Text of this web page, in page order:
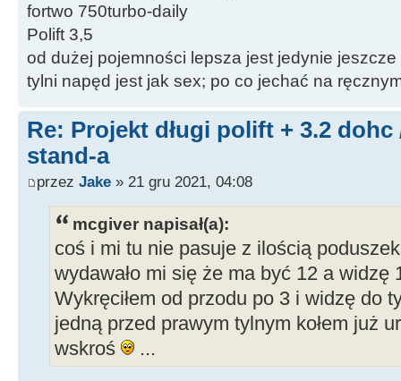
fortwo 750turbo-daily
Polift 3,5
od dużej pojemności lepsza jest jedynie jeszcze
tylni napęd jest jak sex; po co jechać na
Re: Projekt długi polift + 3.2 dohc
stand-a
przez Jake » 21 gru 2021, 04:08
mcgiver napisał(a):
coś i mi tu nie pasuje z ilością
wydawało mi się że ma być 12 a widzę
Wykręciłem od przodu po 3 i widzę do
jedną przed prawym tylnym kołem już
wskroś
...